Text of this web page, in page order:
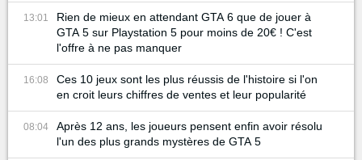
13:01
Rien de mieux en attendant GTA 6 que de jouer à
GTA 5 sur Playstation 5 pour moins de 20€ ! C'est
l'offre à ne pas manquer
16:08
Ces 10 jeux sont les plus réussis de l'histoire si l'on
en croit leurs chiffres de ventes et leur popularité
08:04
Après 12 ans, les joueurs pensent enfin avoir résolu
l'un des plus grands mystères de GTA 5